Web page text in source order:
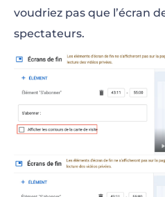
voudriez pas que l’écran
spectateurs.